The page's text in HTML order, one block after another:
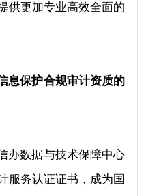
供更加专业高效全面的
息保护合规审计资质的
办数据与技术保障中心
服务认证证书，成为国